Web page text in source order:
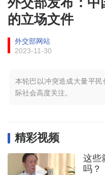
的立场文件
外交部网站
2023-11-30
本轮巴以冲突造成大量平
际社会高度关注。
精彩视频
这些
吗？